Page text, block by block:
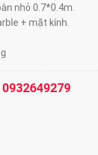
nhỏ 0.7*0.4m.
+ mặt kính.
0932649279